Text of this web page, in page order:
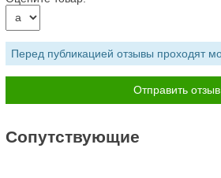
Перед публикацией отзывы проходят
Cопутствующие